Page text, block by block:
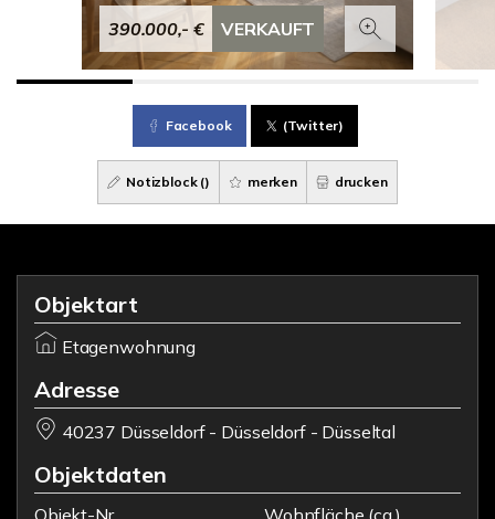
390.000,- € VERKAUFT
Facebook (Twitter)
Notizblock () merken drucken
Objektart
Etagenwohnung
Adresse
40237 Düsseldorf - Düsseldorf - Düsseltal
Objektdaten
Objekt-Nr.
Wohnfläche (ca.)